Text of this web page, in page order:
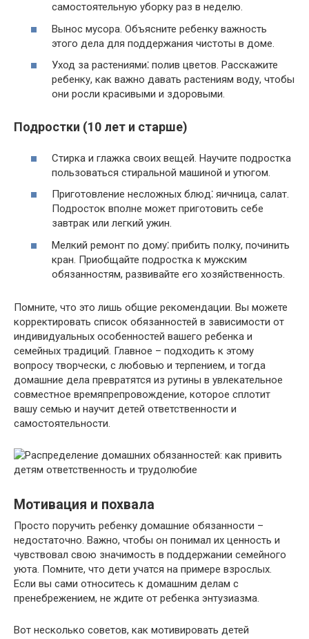
самостоятельную уборку раз в неделю.​
Вынос мусора.​ Объясните ребенку важность
этого дела для поддержания чистоты в доме.​
Уход за растениями⁚ полив цветов.​ Расскажите
ребенку, как важно давать растениям воду, чтобы
они росли красивыми и здоровыми.​
Подростки (10 лет и старше)
Стирка и глажка своих вещей.​ Научите подростка
пользоваться стиральной машиной и утюгом.​
Приготовление несложных блюд⁚ яичница, салат.
Подросток вполне может приготовить себе
завтрак или легкий ужин.​
Мелкий ремонт по дому⁚ прибить полку, починить
кран.​ Приобщайте подростка к мужским
обязанностям, развивайте его хозяйственность.​
Помните, что это лишь общие рекомендации.​ Вы можете
корректировать список обязанностей в зависимости от
индивидуальных особенностей вашего ребенка и
семейных традиций. Главное – подходить к этому
вопросу творчески, с любовью и терпением, и тогда
домашние дела превратятся из рутины в увлекательное
совместное времяпрепровождение, которое сплотит
вашу семью и научит детей ответственности и
самостоятельности.​
Мотивация и похвала
Просто поручить ребенку домашние обязанности –
недостаточно. Важно, чтобы он понимал их ценность и
чувствовал свою значимость в поддержании семейного
уюта.​ Помните, что дети учатся на примере взрослых.​
Если вы сами относитесь к домашним делам с
пренебрежением, не ждите от ребенка энтузиазма.​
Вот несколько советов, как мотивировать детей